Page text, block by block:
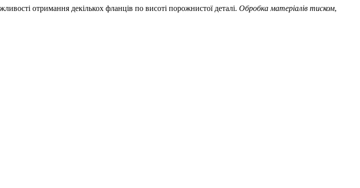
отримання декількох фланців по висоті порожнистої деталі. Обробка матеріалів тиском,